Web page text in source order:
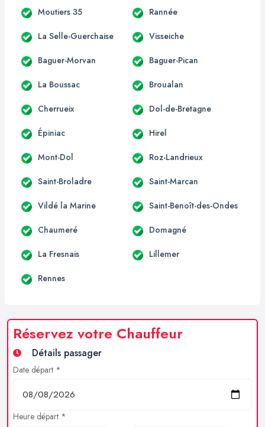
Moutiers 35 Rannée
La Selle-Guerchaise Visseiche
Baguer-Morvan Baguer-Pican
La Boussac Broualan
Cherrueix Dol-de-Bretagne
Épiniac Hirel
Mont-Dol Roz-Landrieux
Saint-Broladre Saint-Marcan
Vildé la Marine Saint-Benoît-des-Ondes
Chaumeré Domagné
La Fresnais Lillemer
Rennes
Réservez votre Chauffeur
Détails passager
Date départ *
Heure départ *